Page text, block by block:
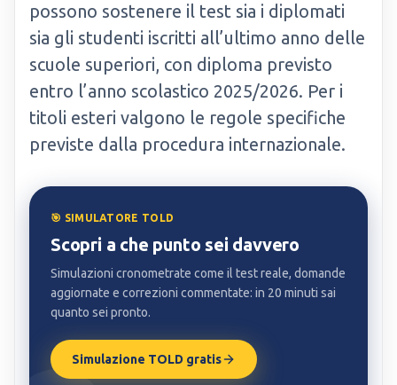
possono sostenere il test sia i diplomati
sia gli studenti iscritti all’ultimo anno delle
scuole superiori, con diploma previsto
entro l’anno scolastico 2025/2026. Per i
titoli esteri valgono le regole specifiche
previste dalla procedura internazionale.
🎯 SIMULATORE TOLD
Scopri a che punto sei davvero
Simulazioni cronometrate come il test reale, domande
aggiornate e correzioni commentate: in 20 minuti sai
quanto sei pronto.
Simulazione TOLD gratis